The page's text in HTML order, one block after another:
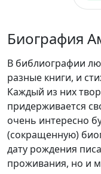
Биография
В библиографии
разные книги, и
Каждый из них
придерживается
очень интересно
(сокращенную)
дату рождения
проживания, но и